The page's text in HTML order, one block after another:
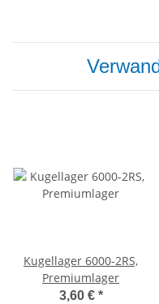
Kugellager 6000-2RS,
Premiumlager
3,60 € *